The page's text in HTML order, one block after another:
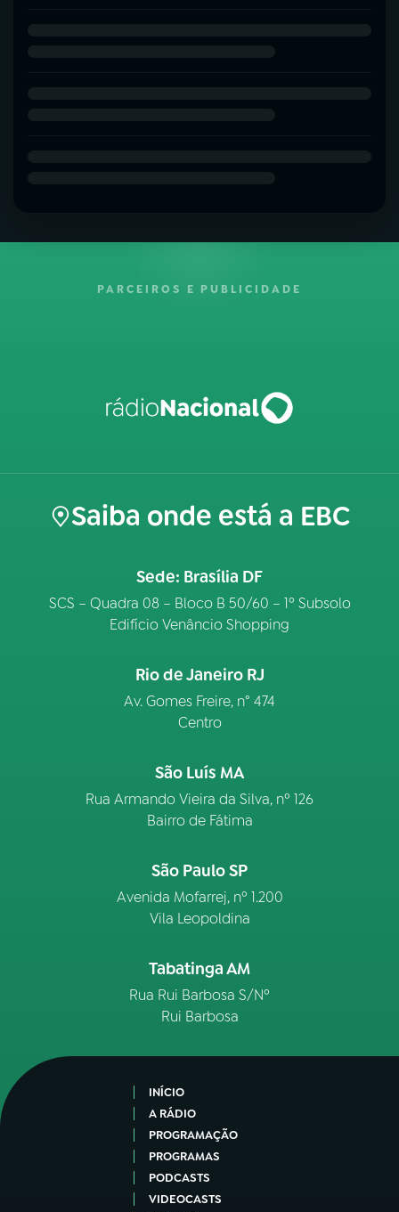
PARCEIROS E PUBLICIDADE
Saiba onde está a EBC
Sede: Brasília DF
SCS – Quadra 08 – Bloco B 50/60 – 1º Subsolo
Edifício Venâncio Shopping
Rio de Janeiro RJ
Av. Gomes Freire, n° 474
Centro
São Luís MA
Rua Armando Vieira da Silva, nº 126
Bairro de Fátima
São Paulo SP
Avenida Mofarrej, nº 1.200
Vila Leopoldina
Tabatinga AM
Rua Rui Barbosa S/Nº
Rui Barbosa
INÍCIO
A RÁDIO
PROGRAMAÇÃO
PROGRAMAS
PODCASTS
VIDEOCASTS